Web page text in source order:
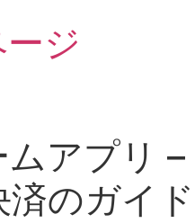
ジ
アプリ
のガイド